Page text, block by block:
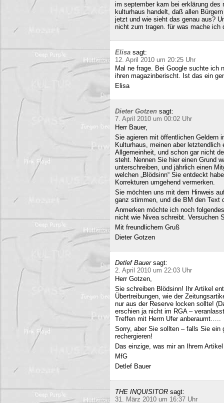
im september kam bei erklärung
kulturhaus handelt, daß allen
jetzt und wie sieht das genau aus?
nicht zum tragen. für was mache ich
Elisa sagt:
12. April 2010 um 20:25 Uhr
Mal ne frage. Bei Google suchte ich
ihren magazinberischt. Ist das ein
Elisa
Dieter Gotzen sagt:
7. April 2010 um 00:02 Uhr
Herr Bauer,
Sie agieren mit öffentlichen Geldern
Kulturhaus, meinen aber
Allgemeinheit, und schon gar nicht
steht. Nennen Sie hier einen Grund
unterschreiben, und jährlich einen
welchen „Blödsinn“ Sie entdeckt
Korrekturen umgehend vermerken.
Sie möchten uns mit dem Hinweis
ganz stimmen, und die BM den Text
Anmerken möchte ich noch
nicht wie Nivea schreibt. Versuchen
Mit freundlichem Gruß
Dieter Gotzen
Detlef Bauer sagt:
2. April 2010 um 22:03 Uhr
Herr Gotzen,
Sie schreiben Blödsinn! Ihr Artikel
Übertreibungen, wie der
nur aus der Reserve locken sollte!
erschien ja nicht im RGA –
Treffen mit Herrn Ufer anberaumt…..
Sorry, aber Sie sollten – falls Sie ein
rechergieren!
Das einzige, was mir an Ihrem
MfG
Detlef Bauer
THE INQUISITOR sagt:
31. März 2010 um 16:37 Uhr